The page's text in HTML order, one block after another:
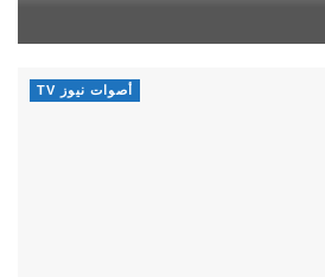
أصوات نيوز TV